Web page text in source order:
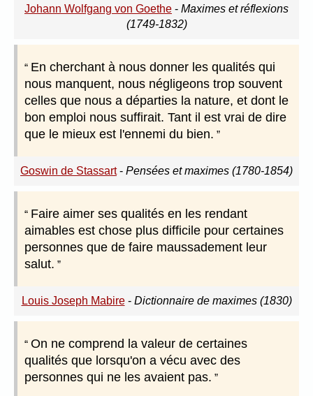
Johann Wolfgang von Goethe - Maximes et réflexions
(1749-1832)
En cherchant à nous donner les qualités qui
nous manquent, nous négligeons trop souvent
celles que nous a départies la nature, et dont le
bon emploi nous suffirait. Tant il est vrai de dire
que le mieux est l'ennemi du bien.
Goswin de Stassart- Pensées et maximes (1780-1854)
Faire aimer ses qualités en les rendant
aimables est chose plus difficile pour certaines
personnes que de faire maussadement leur
salut.
Louis Joseph Mabire- Dictionnaire de maximes (1830)
On ne comprend la valeur de certaines
qualités que lorsqu'on a vécu avec des
personnes qui ne les avaient pas.